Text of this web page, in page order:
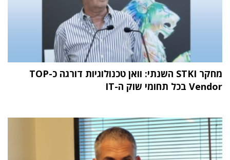
מחקר STKI השנתי: וואן טכנולוגיות דורגה כ-TOP
Vendor בכל תחומי שוק ה-IT